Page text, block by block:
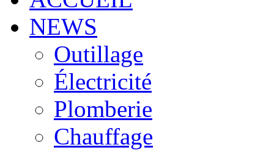
NEWS
Outillage
Électricité
Plomberie
Chauffage